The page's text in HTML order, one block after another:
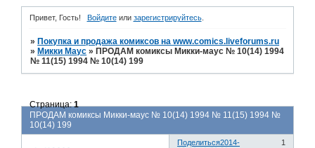
Привет, Гость! Войдитеили зарегистрируйтесь.
» Покупка и продажа комиксов на www.comics.liveforums.ru
» Микки Маус » ПРОДАМ комиксы Микки-маус № 10(14) 1994
№ 11(15) 1994 № 10(14) 199
ПРОДАМ комиксы Микки-маус № 10(14) 1994 № 11(15) 1994 №
10(14) 199
Страница:1
Поделиться 1
2014-